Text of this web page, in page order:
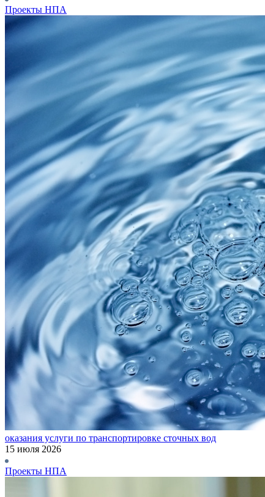
Проекты НПА
оказания услуги по транспортировке сточных вод
15 июля 2026
Проекты НПА